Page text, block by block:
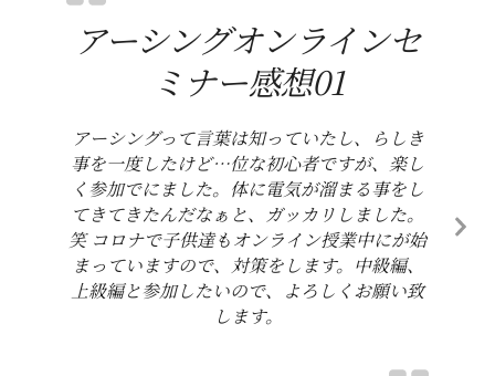
アーシングオンラインセ
ミナー感想01
アーシングって言葉は知っていたし、らしき
事を一度したけど…位な初心者ですが、楽し
く参加でにました。体に電気が溜まる事をし
てきてきたんだなぁと、ガッカリしました。
笑 コロナで子供達もオンライン授業中にが始
まっていますので、対策をします。中級編、
上級編と参加したいので、よろしくお願い致
します。